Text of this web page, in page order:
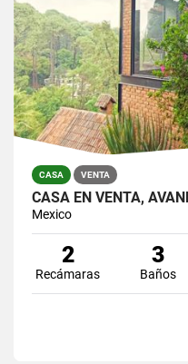
CASA VENTA
Mexico
2
Recámaras
3
Baños